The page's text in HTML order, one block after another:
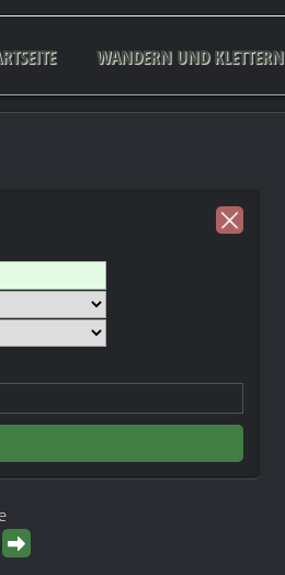
WANDERN UND KLETTERN